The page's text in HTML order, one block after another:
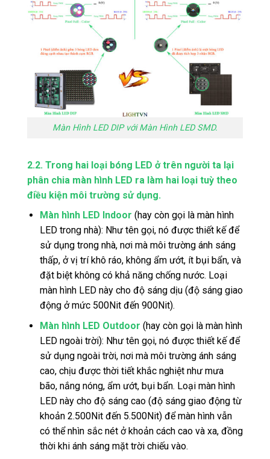
Màn Hình LED DIP với Màn Hình LED SMD.
2.2. Trong hai loại bóng LED ở trên người ta lại
phân chia màn hình LED ra làm hai loại tuỳ theo
điều kiện môi trường sử dụng.
Màn hình LED Indoor (hay còn gọi là màn hình
LED trong nhà): Như tên gọi, nó được thiết kế để
sử dụng trong nhà, nơi mà môi trường ánh sáng
thấp, ở vị trí khô ráo, không ẩm ướt, ít bụi bẩn, và
đặt biệt không có khả năng chống nước. Loại
màn hình LED này cho độ sáng dịu (độ sáng giao
động ở mức 500Nit đến 900Nit).
Màn hình LED Outdoor (hay còn gọi là màn hình
LED ngoài trời): Như tên gọi, nó được thiết kế để
sử dụng ngoài trời, nơi mà môi trường ánh sáng
cao, chịu được thời tiết khắc nghiệt như mưa
bão, nắng nóng, ẩm ướt, bụi bẩn. Loại màn hình
LED này cho độ sáng cao (độ sáng giao động từ
khoản 2.500Nit đến 5.500Nit) để màn hình vẫn
có thể nhìn sắc nét ở khoản cách cao và xa, đồng
thời khi ánh sáng mặt trời chiếu vào.